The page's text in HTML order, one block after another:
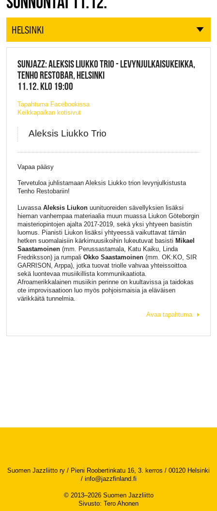
HELSINKI
SUNJAZZ: ALEKSIS LIUKKO TRIO - LEVYNJULKAISUKEIKKA,
TENHO RESTOBAR, HELSINKI
11.12. KLO 19:00
Tapahtuma Facebookissa
Keikkapaikan kotisivut
Aleksis Liukko Trio
Vapaa pääsy
Tervetuloa juhlistamaan Aleksis Liukko trion levynjulkistusta
Tenho Restobariin!
Luvassa Aleksis Liukonuunituoreiden sävellyksien lisäksi
hieman vanhempaa materiaalia muun muassa Liukon Göteborgin
maisteriopintojen ajalta 2017-2019, sekä yksi yhtyeen basistin
luomus. Pianisti Liukon lisäksi yhtyeessä vaikuttavat tämän
hetken suomalaisiin kärkimuusikoihin lukeutuvat basisti Mikael
Saastamoinen(mm. Perussastamala, Katu Kaiku, Linda
Fredriksson) ja rumpali Okko Saastamoinen(mm. OK:KO, SIR
GARRISON, Arppa), jotka tuovat triolle vahvaa yhteissoittoa
sekä luontevaa musiikillista kommunikaatiota.
Afroamerikkalainen musiikin perinne on kuultavissa ja taidokas
ote improvisaatioon luo myös pohjoismaisia ja eläväisen
värikkäitä tunnelmia.
Avaa tapahtuma
Suomen Jazzliitto ry / Pieni Roobertinkatu 16, 3. kerros / 00120 Helsinki
/ info@jazzfinland.fi
© 2013–2026 Suomen Jazzliitto
Sivusto: Tero Ahonen